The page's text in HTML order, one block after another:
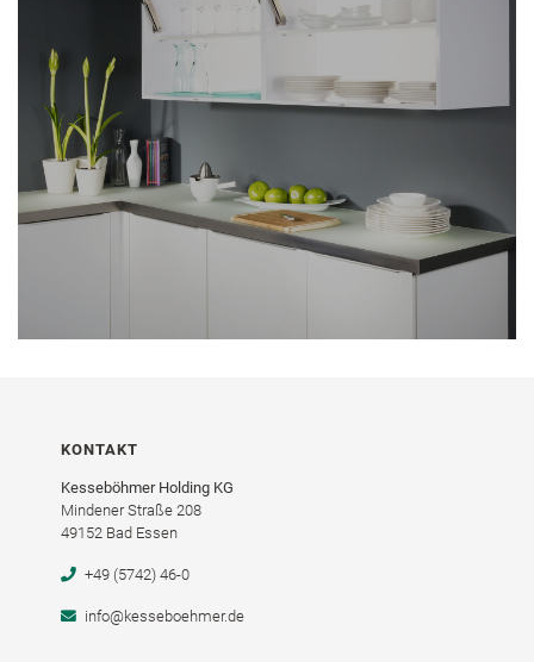
KONTAKT
Kesseböhmer Holding KG
Mindener Straße 208
49152 Bad Essen
+49 (5742) 46-0
info@kesseboehmer.de